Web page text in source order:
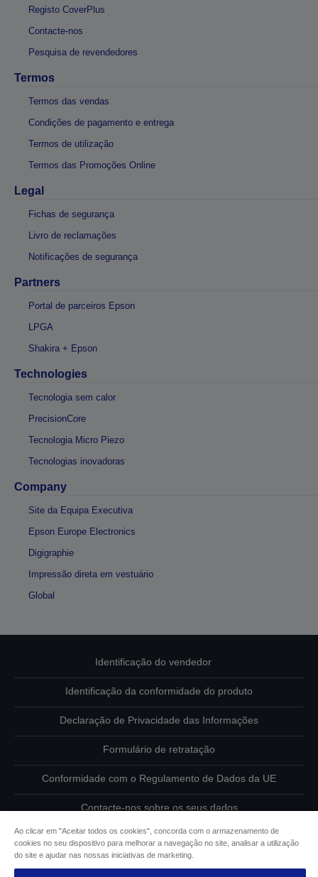
Registo CoverPlus
Contacte-nos
Pesquisa de revendedores
Termos
Termos das vendas
Condições de pagamento e entrega
Termos de utilização
Termos das Promoções Online
Legal
Fichas de segurança
Livro de reclamações
Notificações de segurança
Partners
Portal de parceiros Epson
LPGA
Shakira + Epson
Technologies
Tecnologia sem calor
PrecisionCore
Tecnologia Micro Piezo
Tecnologias inovadoras
Company
Site da Equipa Executiva
Epson Europe Electronics
Digigraphie
Impressão direta em vestuário
Global
Identificação do vendedor
Identificação da conformidade do produto
Declaração de Privacidade das Informações
Formulário de retratação
Conformidade com o Regulamento de Dados da UE
Contacte-nos sobre os seus dados
Informações sobre cookies
Ao clicar em "Aceitar todos os cookies", concorda com o armazenamento de
cookies no seu dispositivo para melhorar a navegação no site, analisar a utilização
do site e ajudar nas nossas iniciativas de marketing.